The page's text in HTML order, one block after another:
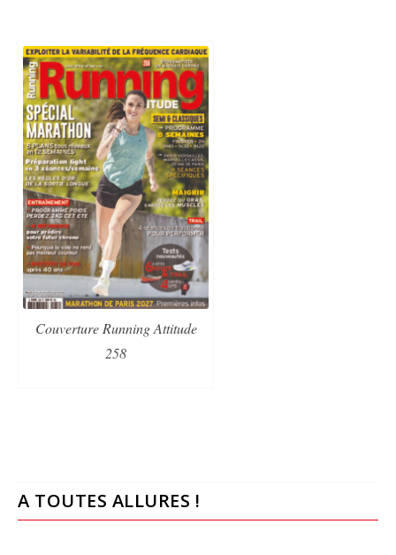
Couverture Running Attitude
258
A TOUTES ALLURES !